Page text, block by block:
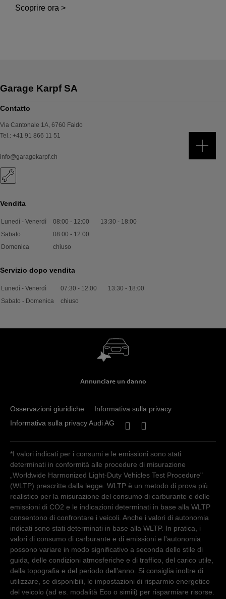
Scoprire ora >
Contatto
Via Cantonale 1A, 6760 Faido
Tel.: +41 91 866 11 51
info@garagekarpf.ch
Vendita
Lunedì - Venerdì 08:00 - 12:00 13:30 - 18:00
Sabato
08:00 - 12:00
Domenica
chiuso
Servizio dopo vendita
Lunedì - Venerdì 07:30 - 12:00 13:30 - 18:00
Sabato - Domenica
chiuso
Annunciare un danno
Osservazioni giuridiche
Informativa sulla privacy
Informativa sulla privacy Audi AG
*I valori indicati per i consumi e le emissioni sono stati
determinati in conformità alle procedure di misurazione
„Worldwide Harmonized Light-Duty Vehicles Test Procedure"
(WLTP) prescritte dalla legge. WLTP è un metodo di prova più
realistico per la misurazione del consumo di carburante e delle
emissioni di CO2 e le indicazioni determinati in base alla WLTP
consentono di confrontare i veicoli. Anche i valori di autonomia
indicati sono stati determinati in base alla WLTP. In pratica, i
valori di consumo di carburante e di emissioni e l'autonomia
possono variare in modo significativo a seconda dello stile di
guida, delle condizioni atmosferiche e di traffico, del carico utile,
della topografia e del periodo dell'anno. Si consiglia inoltre di
utilizzare, se disponibili, le impostazioni di risparmio energetico
del veicolo (ad es. modalità Eco o simili) per risparmiare risorse.